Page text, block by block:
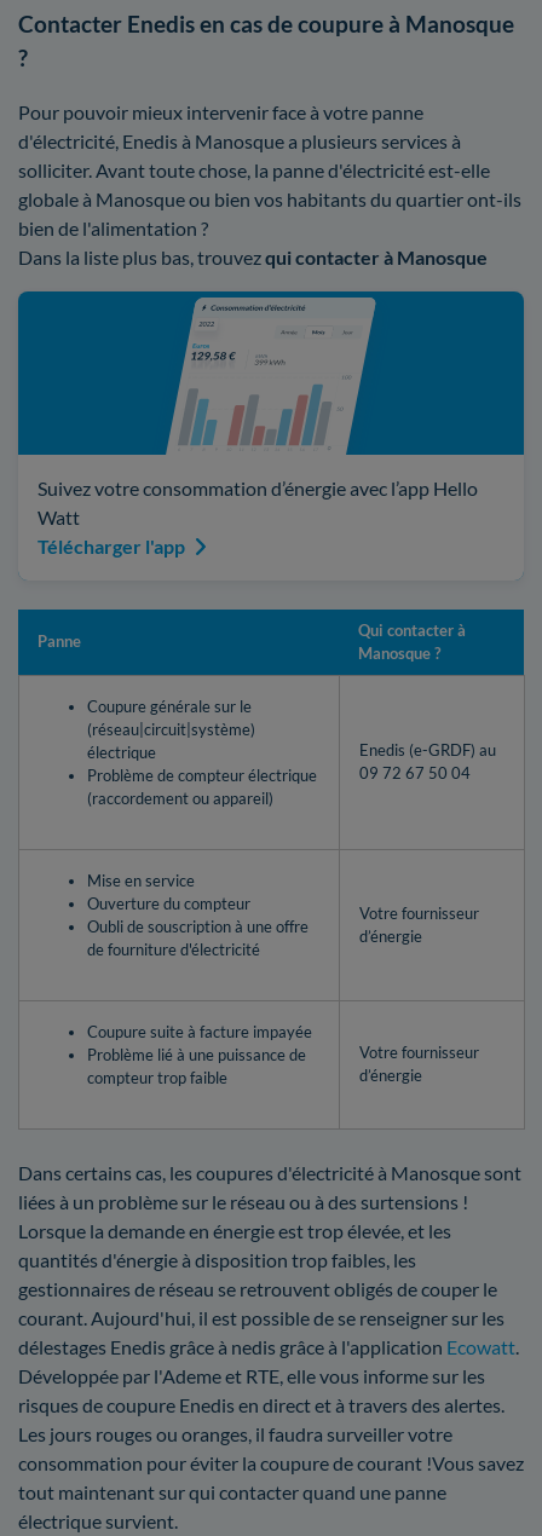
Contacter Enedis en cas de coupure à Manosque
?
Pour pouvoir mieux intervenir face à votre panne
d'électricité, Enedis à Manosque a plusieurs services à
solliciter. Avant toute chose, la panne d'électricité est-elle
globale à Manosque ou bien vos habitants du quartier ont-ils
bien de l'alimentation ?
Dans la liste plus bas, trouvezqui contacter à Manosque
Suivez votre consommation d’énergie avec l’app Hello
Watt
Télécharger l'app
Panne
Qui contacter à
Manosque ?
Coupure générale sur le
(réseau|circuit|système)
électrique
Problème de compteur électrique
(raccordement ou appareil)
Enedis (e-GRDF) au
09 72 67 50 04
Mise en service
Ouverture du compteur
Oubli de souscription à une offre
de fourniture d'électricité
Votre fournisseur
d’énergie
Coupure suite à facture impayée
Problème lié à une puissance de
compteur trop faible
Votre fournisseur
d’énergie
Dans certains cas, les coupures d'électricité à Manosque sont
liées à un problème sur le réseau ou à des surtensions !
Lorsque la demande en énergie est trop élevée, et les
quantités d'énergie à disposition trop faibles, les
gestionnaires de réseau se retrouvent obligés de couper le
courant. Aujourd'hui, il est possible de se renseigner sur les
délestages Enedis grâce à nedis grâce à l'application Ecowatt.
Développée par l'Ademe et RTE, elle vous informe sur les
risques de coupure Enedis en direct et à travers des alertes.
Les jours rouges ou oranges, il faudra surveiller votre
consommation pour éviter la coupure de courant !Vous savez
tout maintenant sur qui contacter quand une panne
électrique survient.